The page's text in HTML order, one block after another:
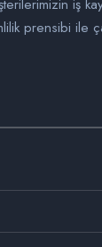
iş
prensibi ile